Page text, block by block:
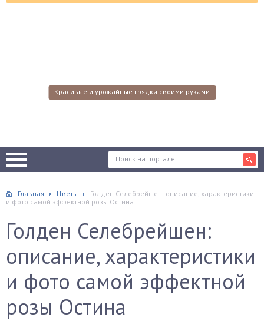
Красивые и урожайные грядки своими руками
Главная Цветы
Голден Селебрейшен: описание, характеристики
и фото самой эффектной розы Остина
Голден Селебрейшен:
описание, характеристики
и фото самой эффектной
розы Остина